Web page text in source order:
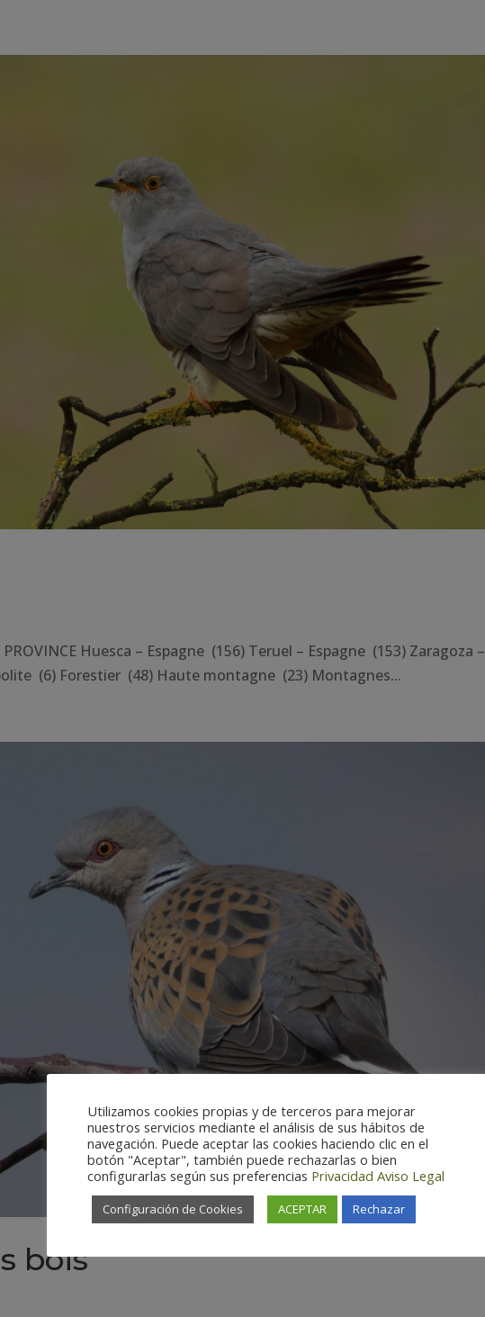
Huesca – Espagne (156) Teruel – Espagne (153) Zaragoza –
(6) Forestier (48) Haute montagne (23) Montagnes...
bois
Utilizamos cookies propias y de terceros para mejorar
nuestros servicios mediante el análisis de sus hábitos de
navegación. Puede aceptar las cookies haciendo clic en el
botón "Aceptar", también puede rechazarlas o bien
configurarlas según sus preferencias Privacidad Aviso Legal
Configuración de Cookies ACEPTAR Rechazar